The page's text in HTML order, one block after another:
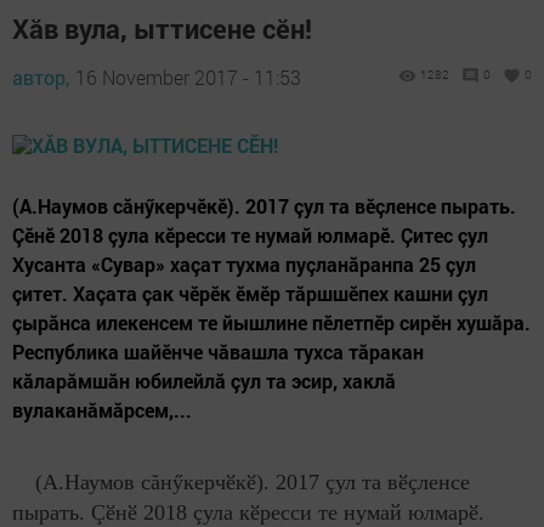
Хăв вула, ыттисене сӗн!
автор, 16 November 2017 - 11:53 1282 0 0
(А.Наумов сăнӳкерчӗкӗ). 2017 çул та вӗçленсе пырать.
Çӗнӗ 2018 çула кӗресси те нумай юлмарӗ. Çитес çул
Хусанта «Сувар» хаçат тухма пуçланăранпа 25 çул
çитет. Хаçата çак чӗрӗк ӗмӗр тăршшӗпех кашни çул
çырăнса илекенсем те йышлине пӗлетпӗр сирӗн хушăра.
Республика шайӗнче чăвашла тухса тăракан
кăларăмшăн юбилейлă çул та эсир, хаклă
вулаканăмăрсем,...
(А.Наумов сăнӳкерчӗкӗ). 2017 çул та вӗçленсе
пырать. Çӗнӗ 2018 çула кӗресси те нумай юлмарӗ.